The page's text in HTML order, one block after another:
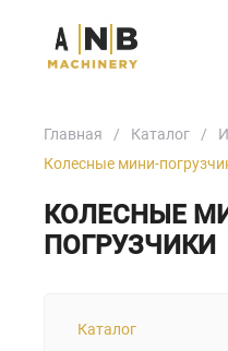
Главная Каталог
Колесные мини-
КОЛЕСНЫЕ
ПОГРУЗЧИКИ
Каталог